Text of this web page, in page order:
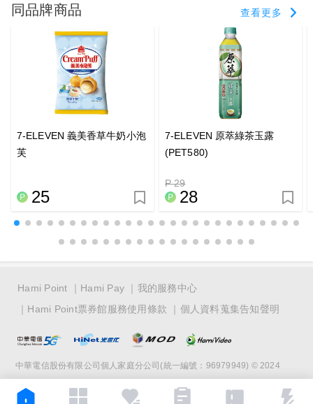
同品牌商品 查看更多
7-ELEVEN 義美香草牛奶小泡
芙
25
7-ELEVEN 原萃綠茶玉露
(PET580)
P 29
28
Hami Point Hami Pay
我的服務中心
Hami Point票券館服務使用條款
個人資料蒐集告知聲明
中華電信股份有限公司個人家庭分公司(統一編號：96979949) © 2024